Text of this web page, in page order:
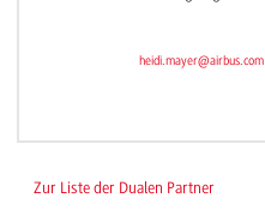
heidi.mayer@airbus.com
Zur Liste der Dualen Partner